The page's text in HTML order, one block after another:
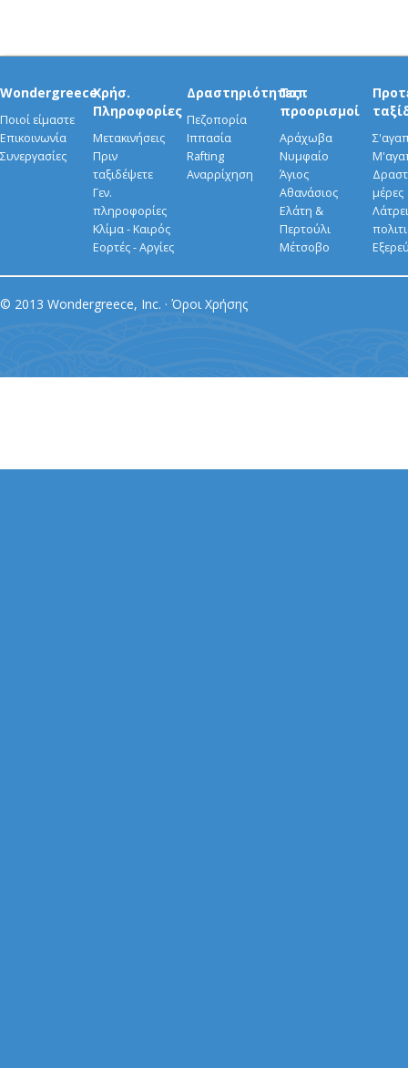
Wondergreece
Ποιοί είμαστε
Επικοινωνία
Συνεργασίες
Χρήσ.
Πληροφορίες
Μετακινήσεις
Πριν
ταξιδέψετε
Γεν.
πληροφορίες
Κλίμα - Καιρός
Εορτές - Αργίες
Δραστηριότητες
Πεζοπορία
Ιππασία
Rafting
Αναρρίχηση
Τοπ
προορισμοί
Αράχωβα
Νυμφαίο
Άγιος
Αθανάσιος
Ελάτη &
Περτούλι
Μέτσοβο
μέρες
© 2013 Wondergreece, Inc. · Όροι Χρήσης